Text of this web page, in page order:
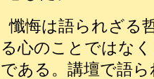
懺悔は語られざる
る心のことではな
である。講壇で語